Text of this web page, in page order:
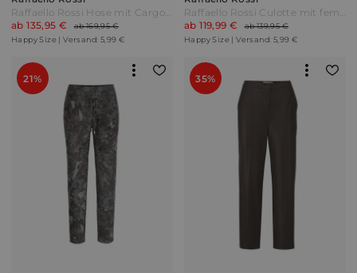
Raffaello Rossi Hose mit Cargotaschen Beige
ab 135,95 €
ab 169,95 €
Happy Size | Versand: 5,99 €
Raffaello Rossi Culotte mit femininer Taillenbetonung Sand Beige
ab 119,99 €
ab 139,95 €
Happy Size | Versand: 5,99 €
21% 35%